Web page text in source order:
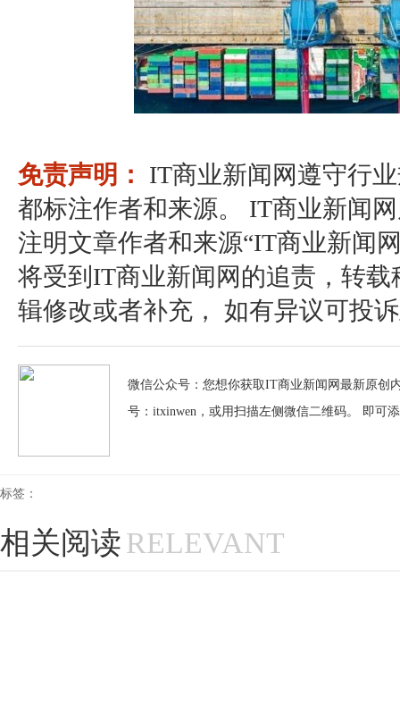
免责声明：
IT商业新闻网遵守行
都标注作者和来源。 IT商业新闻
注明文章作者和来源“IT商业新闻
将受到IT商业新闻网的追责，转
辑修改或者补充， 如有异议可投
微信公众号：您想你获取IT商业新闻网最新原创
号：itxinwen，或用扫描左侧微信二维码。 即可
标签：
相关阅读RELEVANT